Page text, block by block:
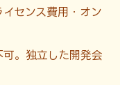
センス費用・オン
。独立した開発会